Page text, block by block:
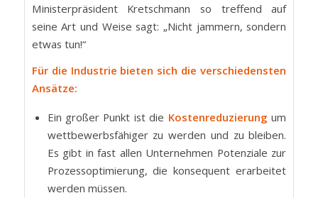
Ministerpräsident Kretschmann so treffend auf
seine Art und Weise sagt: „Nicht jammern, sondern
etwas tun!“
Für die Industrie bieten sich die verschiedensten
Ansätze:
Ein großer Punkt ist die Kostenreduzierungum
wettbewerbsfähiger zu werden und zu bleiben.
Es gibt in fast allen Unternehmen Potenziale zur
Prozessoptimierung, die konsequent erarbeitet
werden müssen.